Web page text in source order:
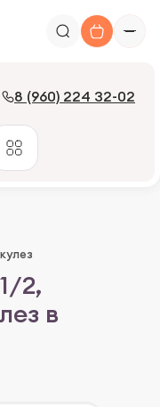
8 (960) 224 32-02
2,
в